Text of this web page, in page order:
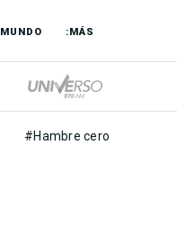
MUNDO :MÁS
#Hambre cero